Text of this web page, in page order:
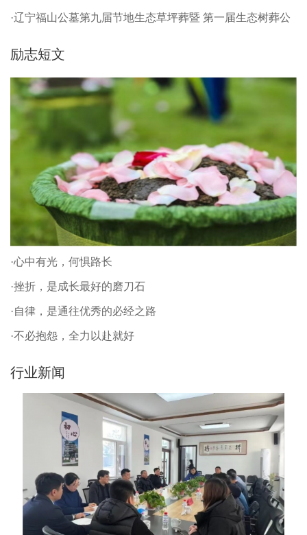
·辽宁福山公墓第九届节地生态草坪葬暨 第一届生态树葬公
励志短文
·心中有光，何惧路长
·挫折，是成长最好的磨刀石
·自律，是通往优秀的必经之路
·不必抱怨，全力以赴就好
行业新闻